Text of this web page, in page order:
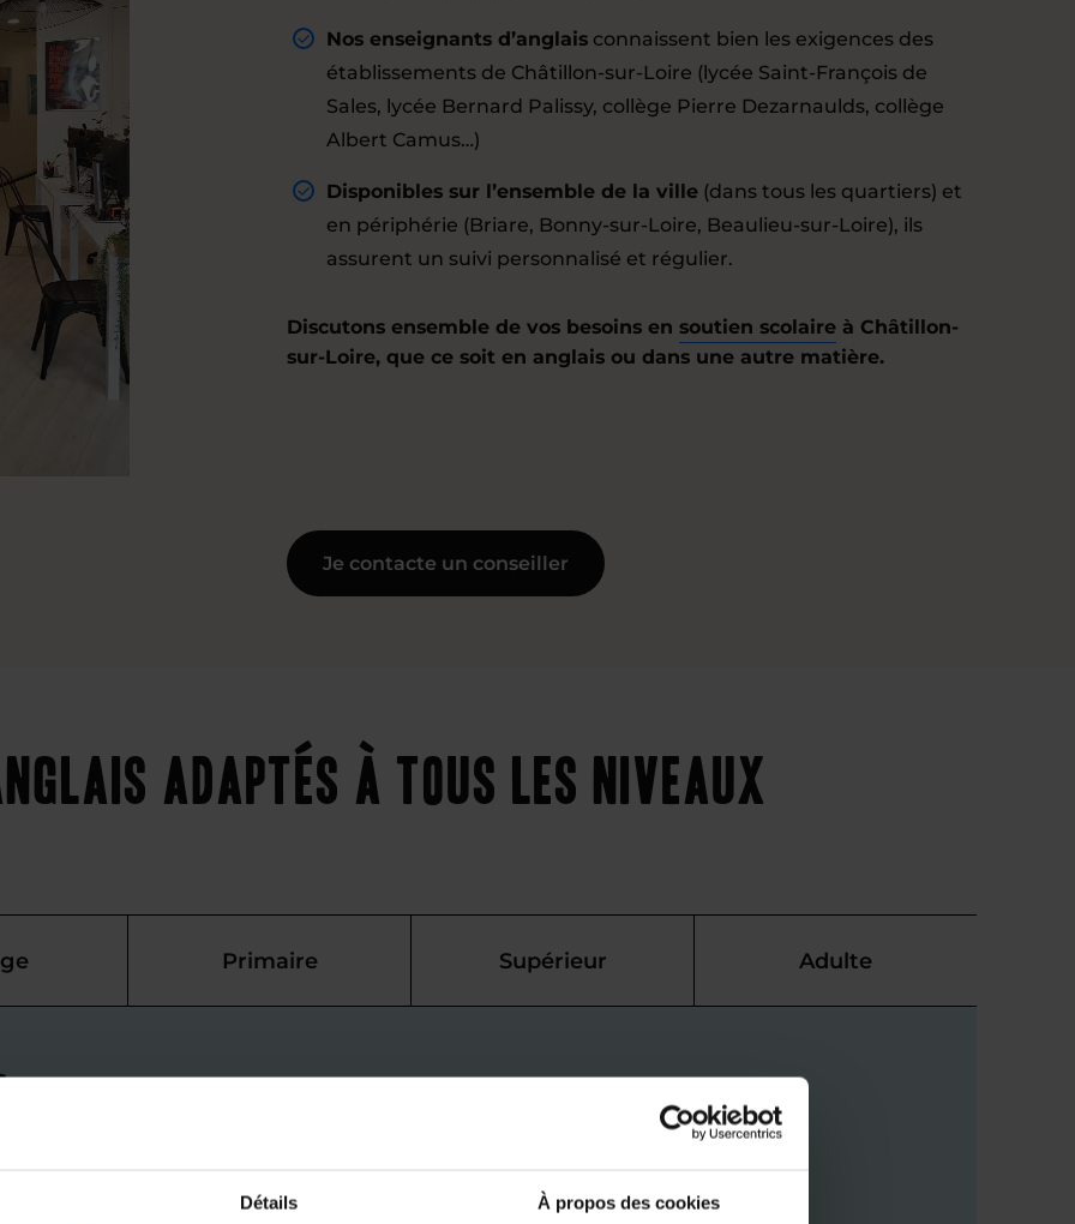
Détails À propos des cookies
Nos enseignants d’anglais connaissent bien les exigences des
établissements de Châtillon-sur-Loire (lycée Saint-François de
Sales, lycée Bernard Palissy, collège Pierre Dezarnaulds, collège
Albert Camus…)
Disponibles sur l’ensemble de la ville (dans tous les quartiers) et
en périphérie (Briare, Bonny-sur-Loire, Beaulieu-sur-Loire), ils
assurent un suivi personnalisé et régulier.
Discutons ensemble de vos besoins en soutien scolaire à Châtillon-
sur-Loire, que ce soit en anglais ou dans une autre matière.
Je contacte un conseiller
adaptés à tous les niveaux
Primaire Supérieur Adulte
à
mieux